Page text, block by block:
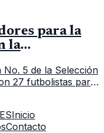
para la
la
5 de la Selección
27 futbolistas para
Inicio
Contacto